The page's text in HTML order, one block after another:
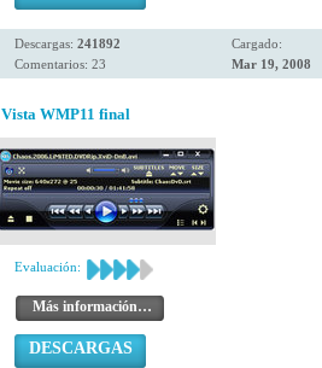
Descargas: 241892
Comentarios: 23
Cargado:
Mar 19, 2008
Vista WMP11 final
Evaluación:
Más información…
DESCARGAS